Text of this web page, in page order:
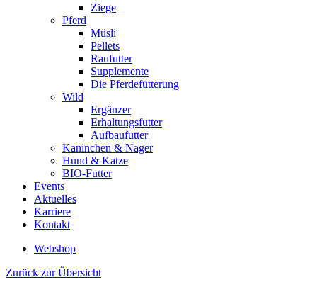
Ziege
Pferd
Müsli
Pellets
Raufutter
Supplemente
Die Pferdefütterung
Wild
Ergänzer
Erhaltungsfutter
Aufbaufutter
Kaninchen & Nager
Hund & Katze
BIO-Futter
Events
Aktuelles
Karriere
Kontakt
Webshop
Zurück zur Übersicht